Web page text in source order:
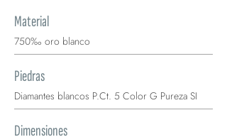
Material
750‰ oro blanco
Piedras
Diamantes blancos P.Ct. 5 Color G Pureza SI
Dimensiones